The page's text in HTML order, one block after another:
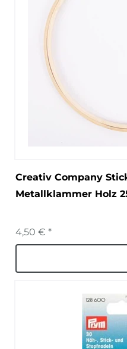
Creativ Company
Metallklammer Holz
4,50 € *